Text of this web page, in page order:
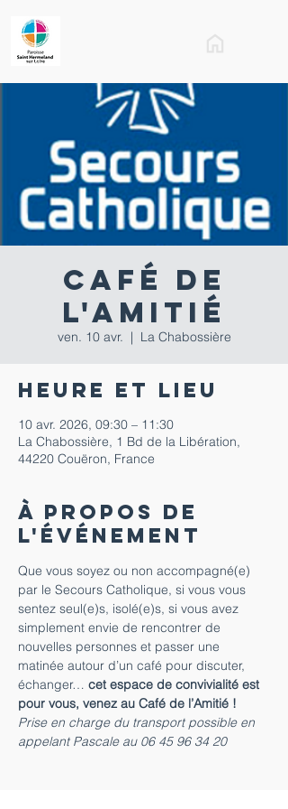
Café de
l'amitié
ven. 10 avr.
  |
La Chabossière
Heure et lieu
10 avr. 2026, 09:30 – 11:30
La Chabossière, 1 Bd de la Libération,
44220 Couëron, France
À propos de
l'événement
Que vous soyez ou non accompagné(e)
par le Secours Catholique, si vous vous
sentez seul(e)s, isolé(e)s, si vous avez
simplement envie de rencontrer de
nouvelles personnes et passer une
matinée autour d’un café pour discuter,
échanger… cet espace de convivialité est
pour vous, venez au Café de l’Amitié !
Prise en charge du transport possible en
appelant Pascale au 06 45 96 34 20